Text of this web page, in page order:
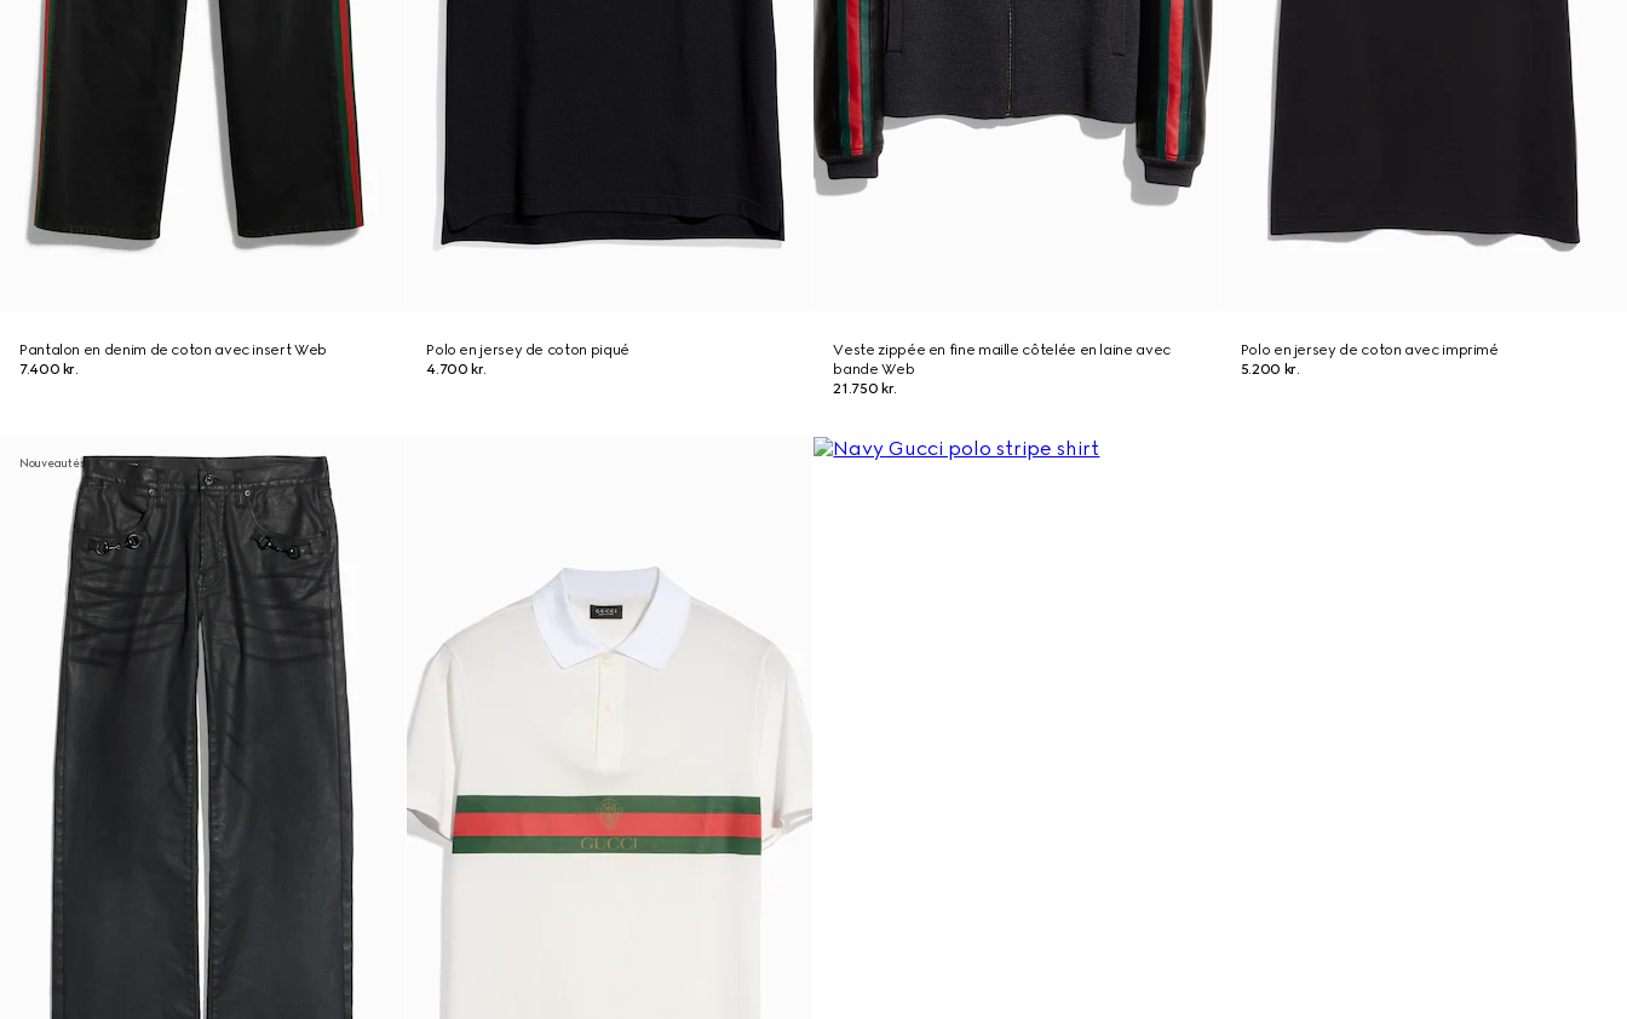
Pantalon en denim de coton avec insert Web
7.400 kr.
Polo en jersey de coton piqué
4.700 kr.
Veste zippée en fine maille côtelée en laine avec
bande Web
21.750 kr.
Polo en jersey de coton avec imprimé
5.200 kr.
Nouveautés